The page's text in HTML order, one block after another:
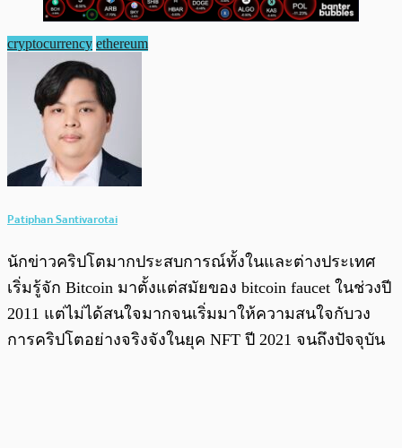
cryptocurrency ethereum
Patiphan Santivarotai
นักข่าวคริปโตมากประสบการณ์ทั้งในและต่างประเทศ
เริ่มรู้จัก Bitcoin มาตั้งแต่สมัยของ bitcoin faucet ในช่วงปี
2011 แต่ไม่ได้สนใจมากจนเริ่มมาให้ความสนใจกับวง
การคริปโตอย่างจริงจังในยุค NFT ปี 2021 จนถึงปัจจุบัน